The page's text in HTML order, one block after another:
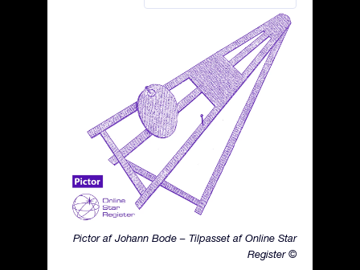
Pictor af Johann Bode – Tilpasset af Online Star
Register ©